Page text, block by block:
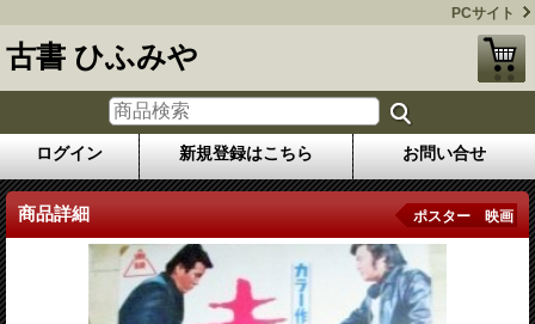
PCサイト
古書 ひふみや
ログイン 新規登録はこちら お問い合せ
商品詳細 ポスター 映画